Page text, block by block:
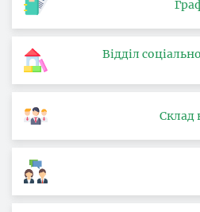
Відділ
Склад